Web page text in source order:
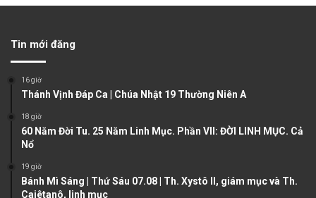
u
g
Tin mới đăng
16 giờ
Thánh Vịnh Đáp Ca | Chúa Nhật 19 Thường Niên A
18 giờ
60 Năm Đời Tu. 25 Năm Linh Mục. Phần VII: ĐỜI LINH MỤC. Cả
Nổ
19 giờ
Bánh Mì Sáng | Thứ Sáu 07.08 | Th. Xystô II, giám mục và Th.
Cajêtanô, linh mục